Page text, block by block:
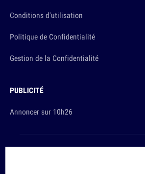
Conditions d'utilisation
Politique de Confidentialité
Gestion de la Confidentialité
PUBLICITÉ
Annoncer sur 10h26